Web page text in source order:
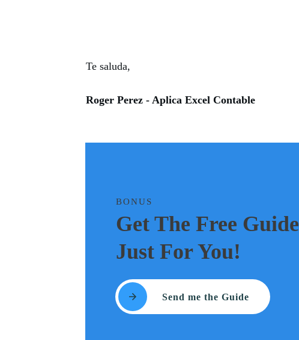
Te saluda,
Roger Perez - Aplica Excel Contable
BONUS
Get The Free Guide
Just For You!
Send me the Guide